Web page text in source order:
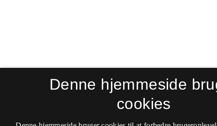
Denne hjemmeside
cookies